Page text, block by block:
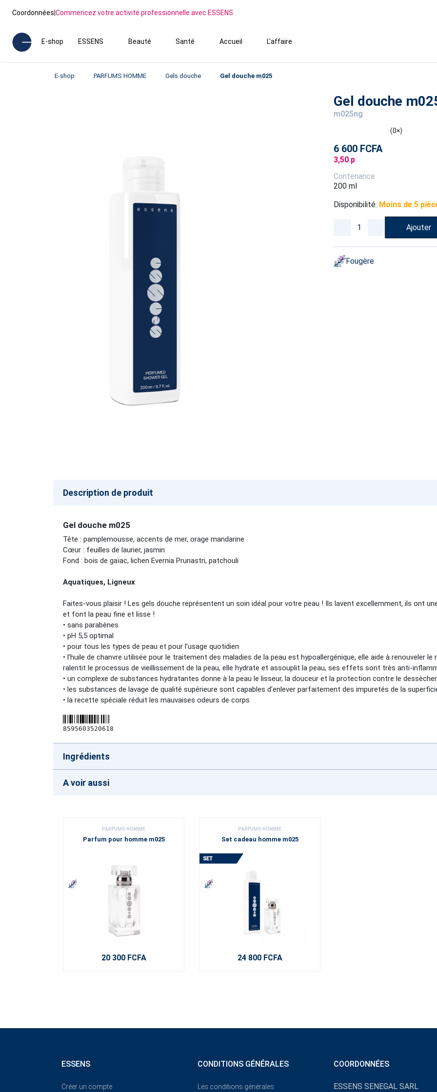
Coordonnées|Commencez votre activité professionnelle avec ESSENS
E-shop ESSENS Beauté Santé Accueil L'affaire
E-shop PARFUMS HOMME Gels douche Gel douche m025
Gel douche
m025ng
(0×)
6 600 FCFA
3,50 p
Contenance
200 ml
Disponibilité: Moins de 5
Ajouter
Fougère
Description de produit
Gel douche m025
Tête : pamplemousse, accents de mer, orage mandarine
Cœur : feuilles de laurier, jasmin
Fond : bois de gaïac, lichen Evernia Prunastri, patchouli
Aquatiques, Ligneux
Faites-vous plaisir ! Les gels douche représentent un soin idéal pour votre peau ! Ils lavent excellemment, ils ont
et font la peau fine et lisse !
• sans parabènes
• pH 5,5 optimal
• pour tous les types de peau et pour l’usage quotidien
• l’huile de chanvre utilisée pour le traitement des maladies de la peau est hypoallergénique, elle aide à renouveler
ralentit le processus de vieillissement de la peau, elle hydrate et assouplit la peau, ses effets sont très anti-
• un complexe de substances hydratantes donne à la peau le lisseur, la douceur et la protection contre le
• les substances de lavage de qualité supérieure sont capables d’enlever parfaitement des impuretés de la
• la recette spéciale réduit les mauvaises odeurs de corps
8595603520618
Ingrédients
A voir aussi
PARFUMS HOMME
Parfum pour homme m025
20 300 FCFA
PARFUMS HOMME
Set cadeau homme m025
24 800 FCFA
ESSENS
Créer un compte
CONDITIONS GÉNÉRALES
Les conditions générales
COORDONNÉES
ESSENS SENEGAL SARL